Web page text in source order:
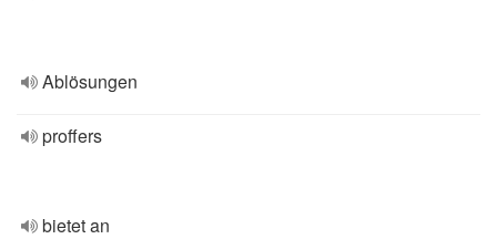
Ablösungen
proffers
bietet an